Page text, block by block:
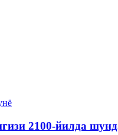
2100-йилда